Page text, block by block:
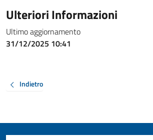
Ulteriori Informazioni
Ultimo aggiornamento
31/12/2025 10:41
Indietro